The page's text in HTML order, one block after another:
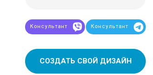
Консультант Консультант
СОЗДАТЬ СВОЙ ДИЗАЙН